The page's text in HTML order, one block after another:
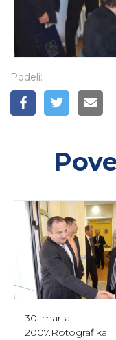
Podeli:
30. marta
2007.Rotografika